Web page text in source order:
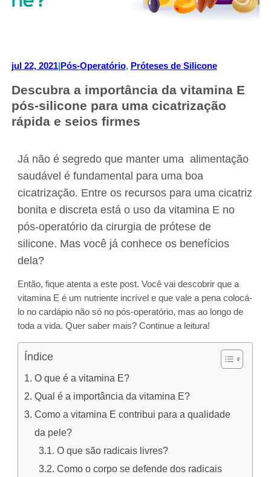
jul 22, 2021| Pós-Operatório, Próteses de Silicone
Descubra a importância da vitamina E
pós-silicone para uma cicatrização
rápida e seios firmes
Já não é segredo que manter uma alimentação
saudável é fundamental para uma boa
cicatrização. Entre os recursos para uma cicatriz
bonita e discreta está o uso da vitamina E no
pós-operatório da cirurgia de prótese de
silicone. Mas você já conhece os benefícios
dela?
Então, fique atenta a este post. Você vai descobrir que a
vitamina E é um nutriente incrível e que vale a pena colocá-
lo no cardápio não só no pós-operatório, mas ao longo de
toda a vida. Quer saber mais? Continue a leitura!
Índice
O que é a vitamina E?
Qual é a importância da vitamina E?
Como a vitamina E contribui para a qualidade
da pele?
O que são radicais livres?
Como o corpo se defende dos radicais